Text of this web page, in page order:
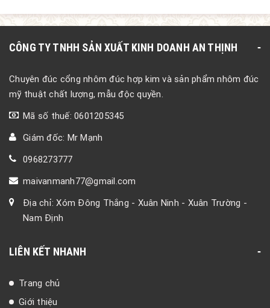
CÔNG TY TNHH SẢN XUẤT KINH DOANH AN THỊNH
Chuyên đúc cổng nhôm đúc hợp kim và sản phẩm nhôm đúc
mỹ thuật chất lượng, mẫu độc quyền.
Mã số thuế: 0601205345
Giám đốc: Mr Mạnh
0968273777
maivanmanh77@gmail.com
Địa chỉ: Xóm Đông Thắng - Xuân Ninh - Xuân Trường -
Nam Định
LIÊN KẾT NHANH
Trang chủ
Giới thiệu